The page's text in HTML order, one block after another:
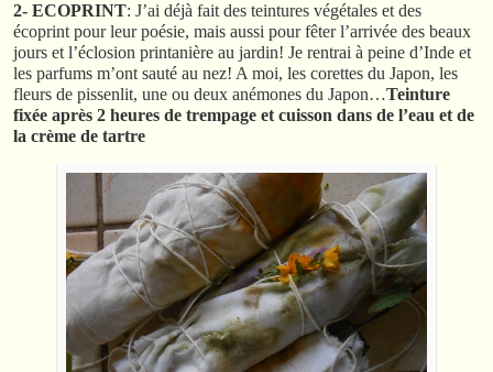
2- ECOPRINT: J’ai déjà fait des teintures végétales et des
écoprint pour leur poésie, mais aussi pour fêter l’arrivée des beaux
jours et l’éclosion printanière au jardin! Je rentrai à peine d’Inde et
les parfums m’ont sauté au nez! A moi, les corettes du Japon, les
fleurs de pissenlit, une ou deux anémones du Japon…Teinture
fixée après 2 heures de trempage et cuisson dans de l’eau et de
la crème de tartre